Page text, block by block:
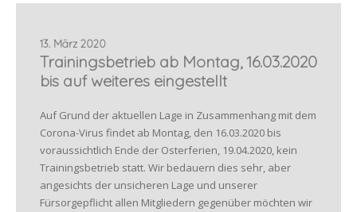
13. März 2020
Trainingsbetrieb ab Montag, 16.03.2020
bis auf weiteres eingestellt
Auf Grund der aktuellen Lage in Zusammenhang mit dem
Corona-Virus findet ab Montag, den 16.03.2020 bis
voraussichtlich Ende der Osterferien, 19.04.2020, kein
Trainingsbetrieb statt. Wir bedauern dies sehr, aber
angesichts der unsicheren Lage und unserer
Fürsorgepflicht allen Mitgliedern gegenüber möchten wir